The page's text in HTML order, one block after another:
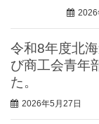
2026
令和8年度北
び商工会青年
た。
2026年5月27日